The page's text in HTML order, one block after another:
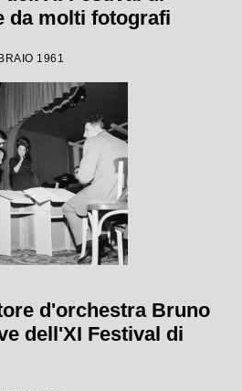
da molti fotografi
1961
d'orchestra Bruno
dell'XI Festival di